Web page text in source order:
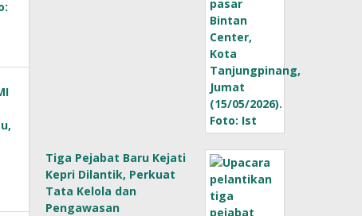
Tiga Pejabat Baru Kejati
Kepri Dilantik, Perkuat
Tata Kelola dan
Pengawasan